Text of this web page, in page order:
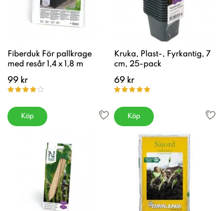
Fiberduk För pallkrage
med resår 1,4 x 1,8 m
99 kr
Köp
Kruka, Plast-, Fyrkantig, 7
cm, 25-pack
69 kr
Köp